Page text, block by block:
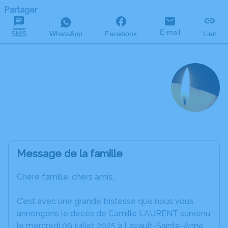
Partager
SMS WhatsApp Facebook E-mail Lien
Message de la famille
Chère famille, chers amis,
C’est avec une grande tristesse que nous vous
annonçons le décès de Camille LAURENT survenu
le mercredi 09 juillet 2025 à Lavault-Sainte-Anne.